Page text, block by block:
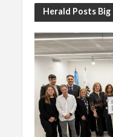
Herald Posts Big